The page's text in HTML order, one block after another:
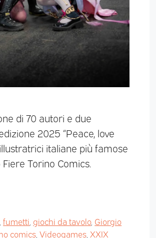
di 70 autori e due
2025 “Peace, love
italiane più famose
Torino Comics.
,fumetti giochi da tavolo, Giorgio
comics Videogames XXIX